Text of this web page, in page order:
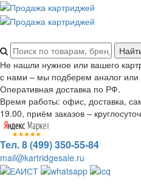
Не нашли нужное или вашего
с нами – мы подберем аналог или
Оперативная доставка по РФ.
Время работы: офис, доставка,
19.00, приём заказов –
Тел. 8 (499) 350-55-84
mail@kartridgesale.ru